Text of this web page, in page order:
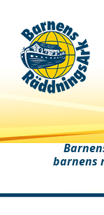
barnens